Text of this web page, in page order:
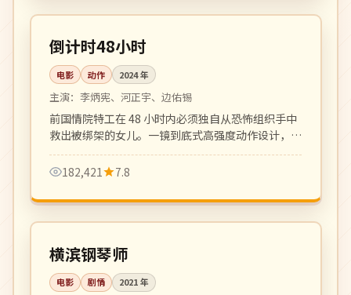
韩国
倒计时48小时
电影 动作 2024年
主演： 李炳宪、河正宇、边佑锡
前国情院特工在 48 小时内必须独自从恐怖组织手中
救出被绑架的女儿。一镜到底式高强度动作设计，紧
张感拉满。
182,421
7.8
日本
高分 117 分钟
横滨钢琴师
电影 剧情 2021年